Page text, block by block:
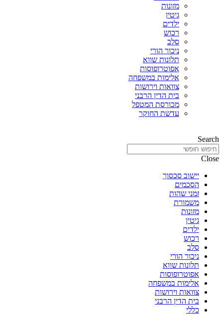
מזונות
גיטין
ילדים
רכוש
סלב
ניכור הורי
תלונות שווא
אפוטרופוסות
אלימות במשפחה
צוואות וירושות
בית הדין הרבני
מכורסת המטפל
עדשת החוקר
Search
Close
יישוב סכסוך
הסכמים
זמני שהות
משמורת
מזונות
גיטין
ילדים
רכוש
סלב
ניכור הורי
תלונות שווא
אפוטרופוסות
אלימות במשפחה
צוואות וירושות
בית הדין הרבני
כללי